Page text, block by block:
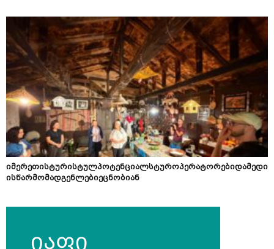
იმერეთისტურისტულპოტენციალსტუროპერატორებიდამედი
ისწარმომადგენლებიეცნობიან